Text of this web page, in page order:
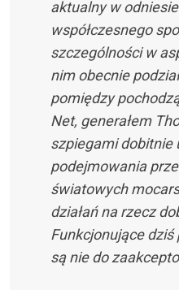
aktualny w
współczesnego
szczególności w
nim obecnie
pomiędzy
Net, generałem
szpiegami dobitnie
podejmowania
światowych
działań na rzecz
Funkcjonujące dziś
są nie do